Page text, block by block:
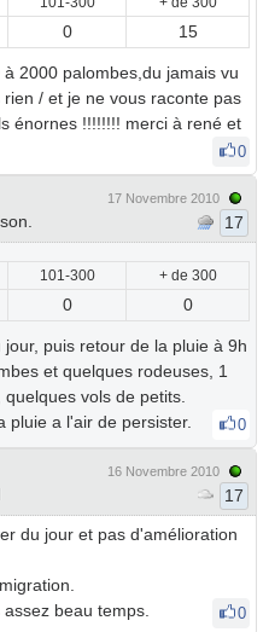
0 15
2000 palombes,du jamais vu
/ et je ne vous raconte pas
énornes !!!!!!!! merci à rené et
0
17 Novembre 2010
17
101-300 + de 300
0 0
puis retour de la pluie à 9h
et quelques rodeuses, 1
vols de petits.
pluie a l'air de persister.
0
16 Novembre 2010
17
du jour et pas d'amélioration
beau temps.
0